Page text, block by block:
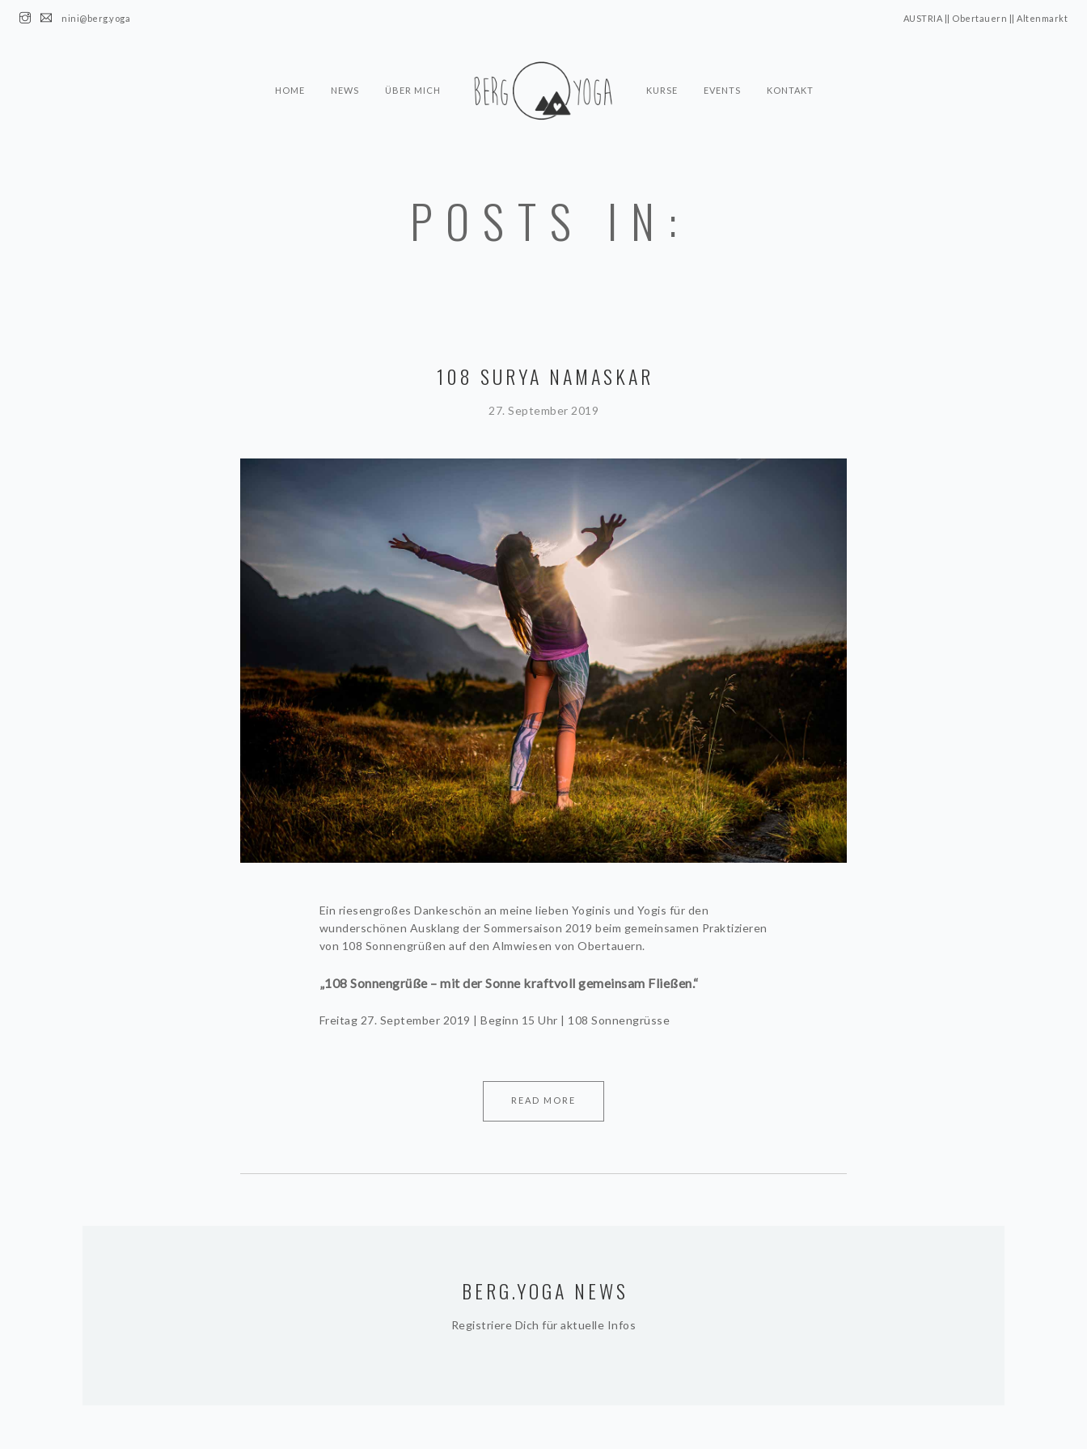
nini@berg.yoga AUSTRIA || Obertauern || Altenmarkt
HOME NEWS ÜBER MICH KURSE EVENTS KONTAKT
POSTS IN:
108 SURYA NAMASKAR
27. September 2019
Ein riesengroßes Dankeschön an meine lieben Yoginis und Yogis für den
wunderschönen Ausklang der Sommersaison 2019 beim gemeinsamen Praktizieren
von 108 Sonnengrüßen auf den Almwiesen von Obertauern.
„108 Sonnengrüße – mit der Sonne kraftvoll gemeinsam Fließen.“
Freitag 27. September 2019 | Beginn 15 Uhr | 108 Sonnengrüsse
READ MORE
BERG.YOGA NEWS
Registriere Dich für aktuelle Infos